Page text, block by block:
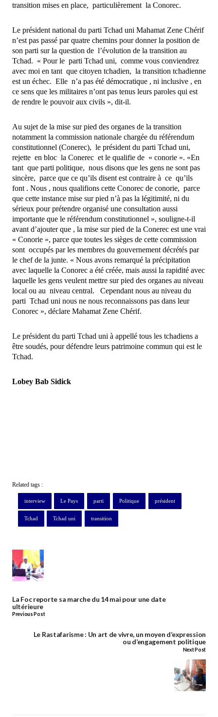
transition mises en place, particulièrement la Conorec.
Le président national du parti Tchad uni Mahamat Zene Chérif
n’est pas passé par quatre chemins pour donner la position de
son parti sur la question de l’évolution de la transition au
Tchad. « Pour le parti Tchad uni, comme vous conviendrez
avec moi en tant que citoyen tchadien, la transition tchadienne
est un échec. Elle n’a pas été démocratique , ni inclusive , en
ce sens que les militaires n’ont pas tenus leurs paroles qui est
de rendre le pouvoir aux civils », dit-il.
Au sujet de la mise sur pied des organes de la transition
notamment la commission nationale chargée du référendum
constitutionnel (Conerec), le président du parti Tchad uni,
rejette en bloc la Conerec et le qualifie de « conorie ». «En
tant que parti politique, nous disons que les gens ne sont pas
sincère, parce que ce qu’ils disent est contraire à ce qu’ils
font . Nous , nous qualifions cette Conorec de conorie, parce
que cette instance mise sur pied n’à pas la légitimité, ni du
sérieux pour prétendre organisé une consultation aussi
importante que le référendum constitutionnel », souligne-t-il
avant d’ajouter que , la mise sur pied de la Conerec est une vrai
« Conorie », parce que toutes les sièges de cette commission
sont occupés par les membres du gouvernement décrétés par
le chef de la junte. « Nous avons remarqué la précipitation
avec laquelle la Conorec a été créée, mais aussi la rapidité avec
laquelle les gens veulent mettre sur pied des organes au niveau
local ou au niveau central. Cependant nous au niveau du
parti Tchad uni nous ne nous reconnaissons pas dans leur
Conorec », déclare Mahamat Zene Chérif.
Le président du parti Tchad uni à appellé tous les tchadiens a
être soudés, pour défendre leurs patrimoine commun qui est le
Tchad.
Lobey Bab Sidick
Related tags :
interview Le Pays parti Politique président
Tchad Tchad uni transition
La Foc reporte sa marche du 14 mai pour une date
ultérieure
Previous Post
Le Rastafarisme : Un art de vivre, un moyen d’expression
ou d’engagement politique
Next Post